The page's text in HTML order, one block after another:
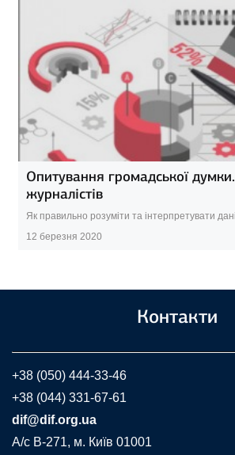
Опитування громадської
журналістів
Як правильно розуміти та інтерпретувати
12 березня 2020
Контакти
+38 (050) 444-33-46
+38 (044) 331-67-61
dif@dif.org.ua
A/c В-271, м. Київ 01001